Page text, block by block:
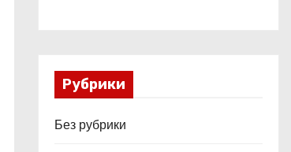
Рубрики
Без рубрики